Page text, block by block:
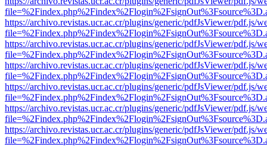
https://archivo.revistas.ucr.ac.cr/plugins/generic/pdfJsViewer/pdf.js/
https://archivo.revistas.ucr.ac.cr/plugins/generic/pdfJsViewer/pdf.js/
https://archivo.revistas.ucr.ac.cr/plugins/generic/pdfJsViewer/pdf.js/
https://archivo.revistas.ucr.ac.cr/plugins/generic/pdfJsViewer/pdf.js/
https://archivo.revistas.ucr.ac.cr/plugins/generic/pdfJsViewer/pdf.js/
https://archivo.revistas.ucr.ac.cr/plugins/generic/pdfJsViewer/pdf.js/